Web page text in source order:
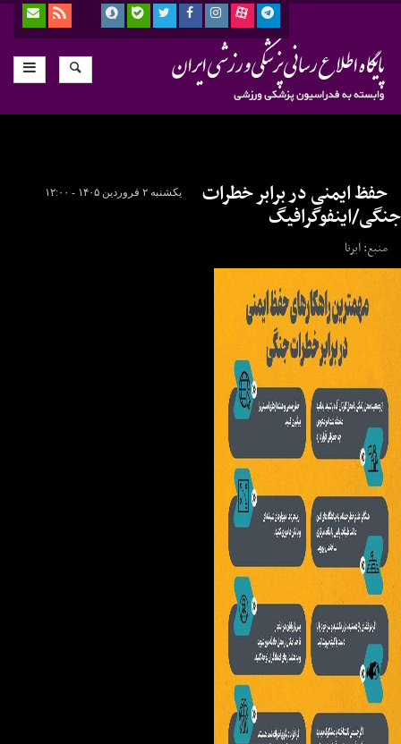
یکشنبه ۲ فروردین ۱۴۰۵ - ۱۲:۰۰ حفظ ایمنی در برابر خطرات
جنگی/اینفوگرافیگ
منبع: ایرنا